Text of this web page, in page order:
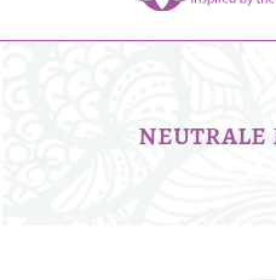
neutrale